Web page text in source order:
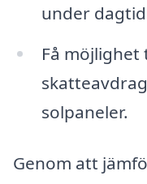
under
Få
solpaneler.
Genom att